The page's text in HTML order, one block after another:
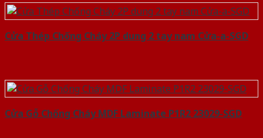
Cửa Thép Chống Cháy 2P dung 2 tay nam Cửa-a-SGD
Cửa Gỗ Chống Cháy MDF Laminate P1R2 23029-SGD